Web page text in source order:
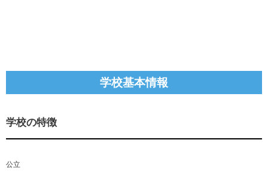
学校基本情報
学校の特徴
公立